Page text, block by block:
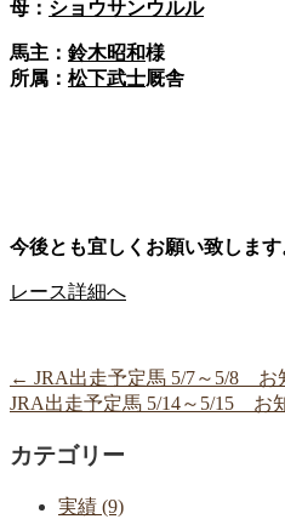
母： ショウサンウルル
馬主： 鈴木昭和様
所属： 松下武士厩舎
今後とも宜しくお願い致します
レース詳細へ
← JRA出走予定馬 5/7～5/8 お
JRA出走予定馬 5/14～5/15 お
カテゴリー
実績 (9)